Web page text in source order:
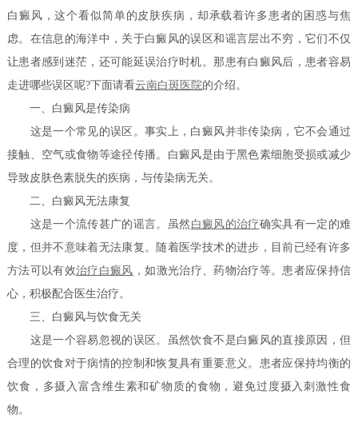
白癜风，这个看似简单的皮肤疾病，却承载着许多患者的困惑与焦
虑。在信息的海洋中，关于白癜风的误区和谣言层出不穷，它们不仅
让患者感到迷茫，还可能延误治疗时机。那患有白癜风后，患者容易
走进哪些误区呢?下面请看云南白斑医院的介绍。
一、白癜风是传染病
这是一个常见的误区。事实上，白癜风并非传染病，它不会通过
接触、空气或食物等途径传播。白癜风是由于黑色素细胞受损或减少
导致皮肤色素脱失的疾病，与传染病无关。
二、白癜风无法康复
这是一个流传甚广的谣言。虽然 白癜风的治疗确实具有一定的难
度，但并不意味着无法康复。随着医学技术的进步，目前已经有许多
方法可以有效治疗白癜风 ，如激光治疗、药物治疗等。患者应保持信
心，积极配合医生治疗。
三、白癜风与饮食无关
这是一个容易忽视的误区。虽然饮食不是白癜风的直接原因，但
合理的饮食对于病情的控制和恢复具有重要意义。患者应保持均衡的
饮食，多摄入富含维生素和矿物质的食物，避免过度摄入刺激性食
物。